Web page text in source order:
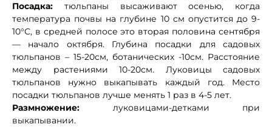
Посадка: тюльпаны высаживают осенью, когда
температура почвы на глубине 10 см опустится до 9-
10°С, в средней полосе это вторая половина сентября
— начало октября. Глубина посадки для садовых
тюльпанов – 15-20см, ботанических -10см. Расстояние
между растениями 10-20см. Луковицы садовых
тюльпанов нужно выкапывать каждый год. Место
посадки тюльпанов лучше менять 1 раз в 4-5 лет.
Размножение: луковицами-детками при
выкапывании.